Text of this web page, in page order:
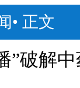
• 正文
”破解